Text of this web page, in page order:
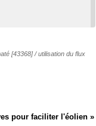
[43368] / utilisation du flux
pour faciliter l'éolien »